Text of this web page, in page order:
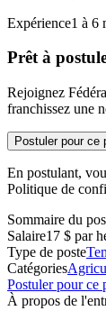
Expérience1 à 6
Prêt à
Rejoignez
franchissez une
Postuler pour ce
En postulant,
Politique de
Sommaire du
Salaire17 $ par
Type de poste
Catégories
Postuler pour ce
À propos de